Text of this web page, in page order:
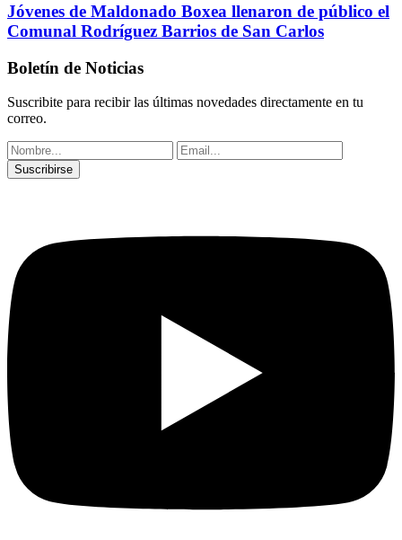
Jóvenes de Maldonado Boxea llenaron de público el
Comunal Rodríguez Barrios de San Carlos
Boletín de Noticias
Suscribite para recibir las últimas novedades directamente en tu
correo.
Suscribirse